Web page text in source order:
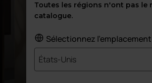
Espaces de
favorisent la
Toutes les régions n'ont pas le
catalogue.
Sélectionnez l'emplacement
États-Unis